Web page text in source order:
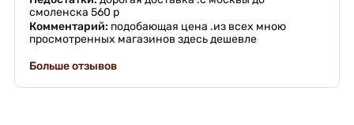
смоленска 560 р
Комментарий: подобающая цена .из всех мною
просмотренных магазинов здесь дешевле
Больше отзывов